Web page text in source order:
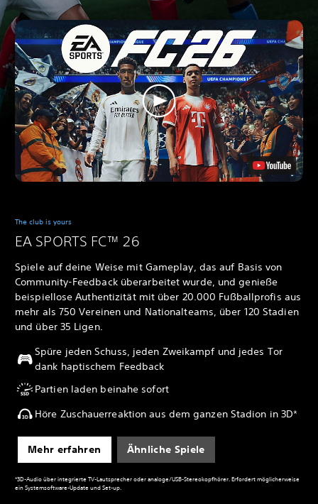
The club is yours
EA SPORTS FC™ 26
Spiele auf deine Weise mit Gameplay, das auf Basis von
Community-Feedback überarbeitet wurde, und genieße
beispiellose Authentizität mit über 20.000 Fußballprofis aus
mehr als 750 Vereinen und Nationalteams, über 120 Stadien
und über 35 Ligen.
Spüre jeden Schuss, jeden Zweikampf und jedes Tor
dank haptischem Feedback
Partien laden beinahe sofort
Höre Zuschauerreaktion aus dem ganzen Stadion in 3D*
Mehr erfahren Ähnliche Spiele
*3D-Audio über integrierte TV-Lautsprecher oder analoge/USB-Stereokopfhörer. Erfordert möglicherweise
ein Systemsoftware-Update und Set-up.